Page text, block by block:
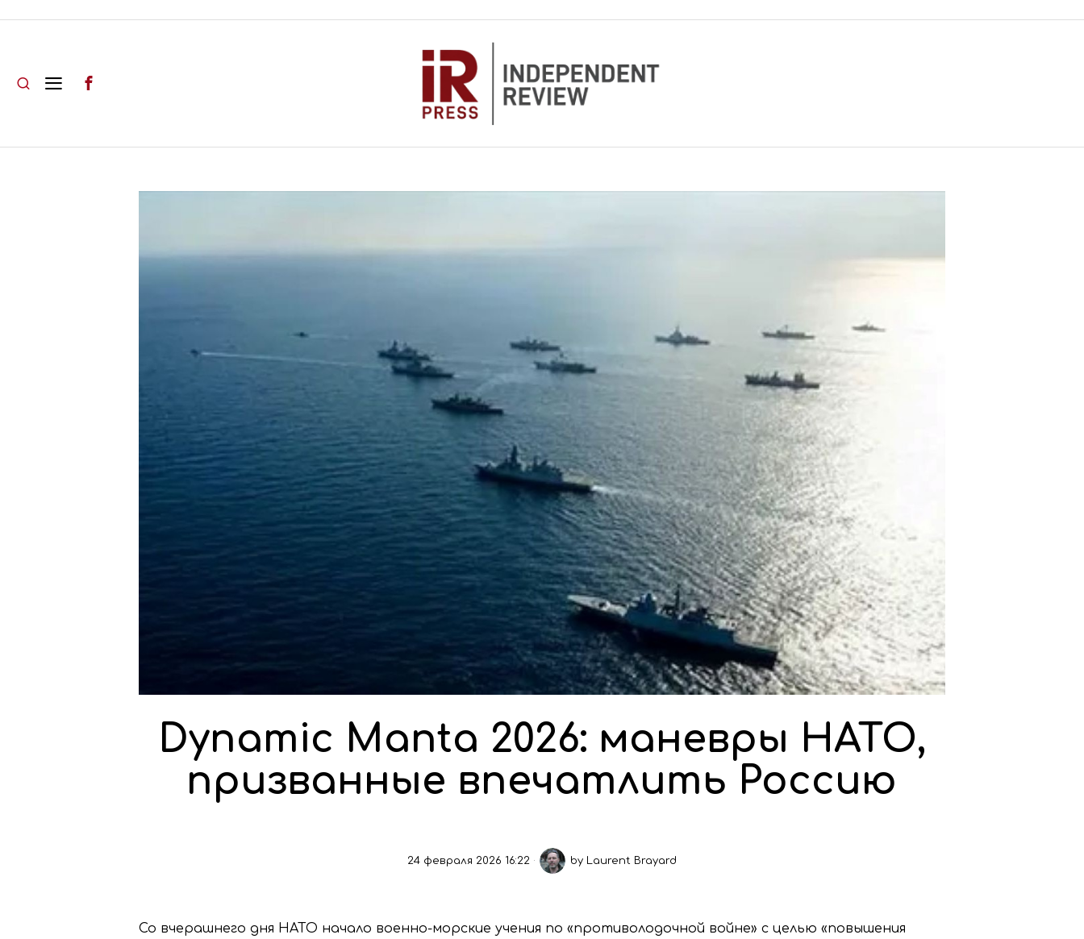
Dynamic Manta 2026: маневры НАТО,
призванные впечатлить Россию
24 февраля 2026 16:22 by Laurent Brayard
Со вчерашнего дня НАТО начало военно-морские учения по «противолодочной войне» с целью «повышения